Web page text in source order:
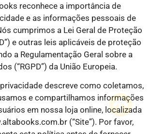
reconhece a importância de
e as informações pessoais de
cumprimos a Lei Geral de Proteção
e outras leis aplicáveis de proteção
a Regulamentação Geral sobre a
(“RGPD”) da União Europeia.
descreve como coletamos,
e compartilhamos informações
em nossa loja online, localizada
(“Site”). Por favor,